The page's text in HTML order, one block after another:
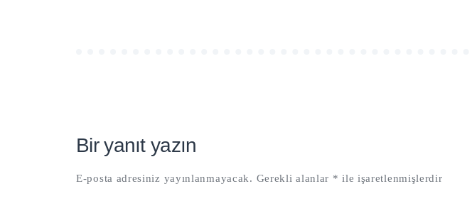
Bir yanıt yazın
E-posta adresiniz yayınlanmayacak. Gerekli alanlar * ile işaretlenmişlerdir